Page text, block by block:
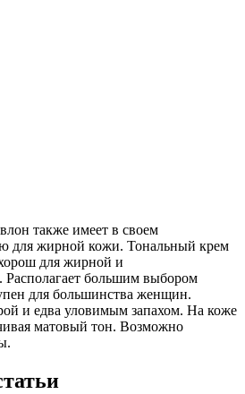
также имеет в своем
для жирной кожи. Тональный крем
для жирной и
большим выбором
для большинства женщин.
и едва уловимым запахом. На коже
матовый тон. Возможно